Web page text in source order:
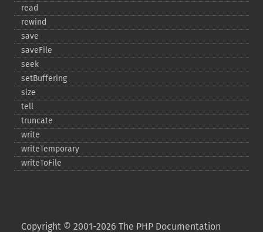
read
rewind
save
saveFile
seek
setBuffering
size
tell
truncate
write
writeTemporary
writeToFile
Copyright © 2001-2026 The PHP Documentation